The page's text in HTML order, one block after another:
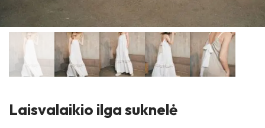
Laisvalaikio ilga suknelė